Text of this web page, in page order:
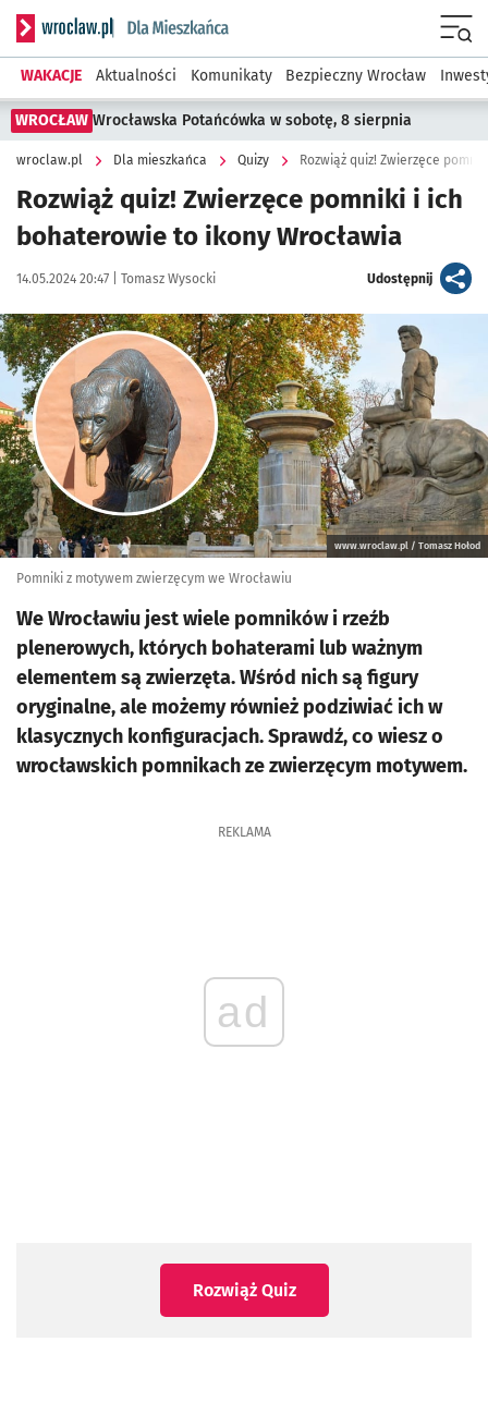
Serwis informacyjny wroclaw.pl podserwis: Dla mieszkańca
WAKACJE Aktualności Komunikaty Bezpieczny Wrocław
WROCŁAW Wrocławska Potańcówka w sobotę, 8 sierpnia
wroclaw.pl Dla mieszkańca Quizy Rozwiąż quiz! Zwierzęce
Rozwiąż quiz! Zwierzęce pomniki i ich
bohaterowie to ikony Wrocławia
Data publikacji:
14.05.2024 20:47 | Autor:
Tomasz Wysocki Udostępnijartykuł
Kliknij, aby powiększyć
www.wroclaw.pl / Tomasz Hołod
Pomniki z motywem zwierzęcym we Wrocławiu
We Wrocławiu jest wiele pomników i rzeźb
plenerowych, których bohaterami lub ważnym
elementem są zwierzęta. Wśród nich są figury
oryginalne, ale możemy również podziwiać ich w
klasycznych konfiguracjach. Sprawdź, co wiesz o
wrocławskich pomnikach ze zwierzęcym motywem.
REKLAMA
ad
Rozwiąż Quiz